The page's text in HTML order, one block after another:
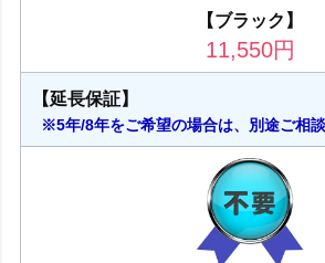
【ブラック】
11,550円
【延長保証】
※5年/8年をご希望の場合は、別途ご相談